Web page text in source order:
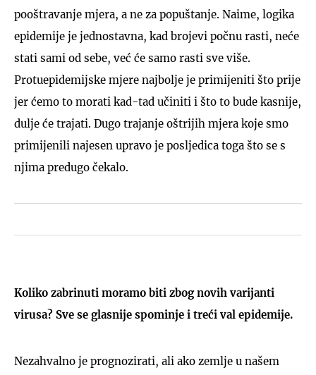
pooštravanje mjera, a ne za popuštanje. Naime, logika
epidemije je jednostavna, kad brojevi počnu rasti, neće
stati sami od sebe, već će samo rasti sve više.
Protuepidemijske mjere najbolje je primijeniti što prije
jer ćemo to morati kad-tad učiniti i što to bude kasnije,
dulje će trajati. Dugo trajanje oštrijih mjera koje smo
primijenili najesen upravo je posljedica toga što se s
njima predugo čekalo.
Koliko zabrinuti moramo biti zbog novih varijanti
virusa? Sve se glasnije spominje i treći val epidemije.
Nezahvalno je prognozirati, ali ako zemlje u našem